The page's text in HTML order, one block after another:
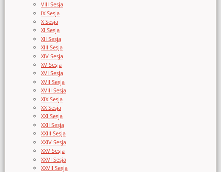
VIII Sesja
IX Sesja
X Sesja
XI Sesja
XII Sesja
XIII Sesja
XIV Sesja
XV Sesja
XVI Sesja
XVII Sesja
XVIII Sesja
XIX Sesja
XX Sesja
XXI Sesja
XXII Sesja
XXIII Sesja
XXIV Sesja
XXV Sesja
XXVI Sesja
XXVII Sesja